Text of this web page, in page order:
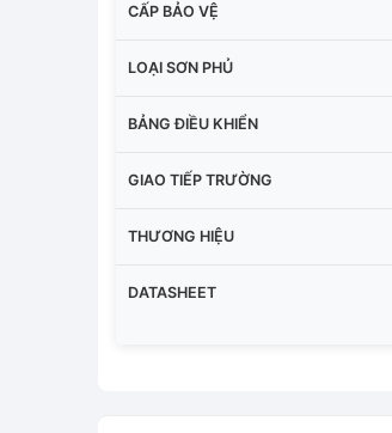
CẤP BẢO VỆ
LOẠI SƠN PHỦ
BẢNG ĐIỀU KHIỂN
GIAO TIẾP TRƯỜNG
THƯƠNG HIỆU
DATASHEET